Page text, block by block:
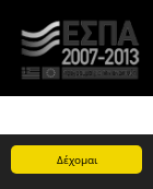
Δέχομαι